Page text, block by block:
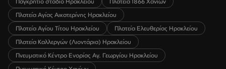
Πλατεία Αγίας Αικατερίνης Ηρακλείου
Πλατεία Αγίου Τίτου Ηρακλείου
Πλατεία Ελευθερίας Ηρακλείου
Πλατεία Καλλεργών (Λιοντάρια) Ηρακλείου
Πνευματικό Κέντρο Ενορίας Αγ. Γεωργίου Ηρακλείου